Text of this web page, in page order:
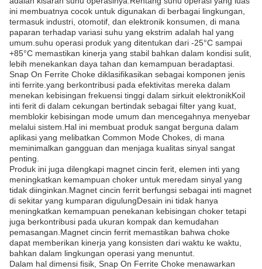
ini membuatnya cocok untuk digunakan di berbagai lingkungan,
termasuk industri, otomotif, dan elektronik konsumen, di mana
paparan terhadap variasi suhu yang ekstrim adalah hal yang
umum.suhu operasi produk yang ditentukan dari -25°C sampai
+85°C memastikan kinerja yang stabil bahkan dalam kondisi sulit,
lebih menekankan daya tahan dan kemampuan beradaptasi.
Snap On Ferrite Choke diklasifikasikan sebagai komponen jenis
inti ferrite.yang berkontribusi pada efektivitas mereka dalam
menekan kebisingan frekuensi tinggi dalam sirkuit elektronikKoil
inti ferit di dalam cekungan bertindak sebagai filter yang kuat,
memblokir kebisingan mode umum dan mencegahnya menyebar
melalui sistem.Hal ini membuat produk sangat berguna dalam
aplikasi yang melibatkan Common Mode Chokes, di mana
meminimalkan gangguan dan menjaga kualitas sinyal sangat
penting.
Produk ini juga dilengkapi magnet cincin ferit, elemen inti yang
meningkatkan kemampuan choker untuk meredam sinyal yang
tidak diinginkan.Magnet cincin ferrit berfungsi sebagai inti magnet
di sekitar yang kumparan digulungDesain ini tidak hanya
meningkatkan kemampuan penekanan kebisingan choker tetapi
juga berkontribusi pada ukuran kompak dan kemudahan
pemasangan.Magnet cincin ferrit memastikan bahwa choke
dapat memberikan kinerja yang konsisten dari waktu ke waktu,
bahkan dalam lingkungan operasi yang menuntut.
Dalam hal dimensi fisik, Snap On Ferrite Choke menawarkan